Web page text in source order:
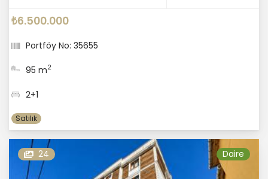
₺6.500.000
Portföy No: 35655
95 m2
2+1
Satılık
24 Daire